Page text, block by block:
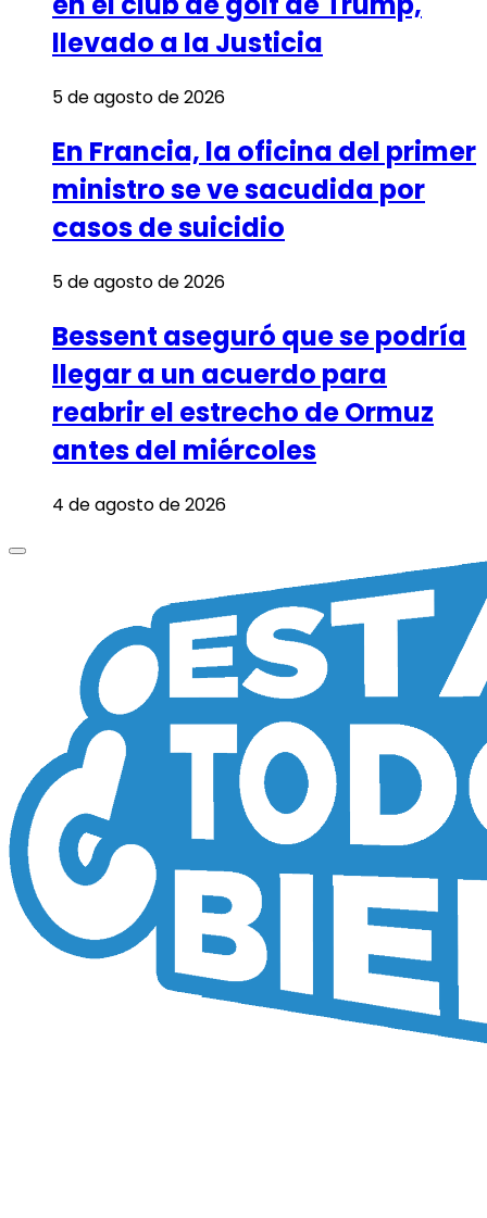
llevado a la Justicia
5 de agosto de 2026
En Francia, la oficina del primer
ministro se ve sacudida por
casos de suicidio
5 de agosto de 2026
Bessent aseguró que se podría
llegar a un acuerdo para
reabrir el estrecho de Ormuz
antes del miércoles
4 de agosto de 2026